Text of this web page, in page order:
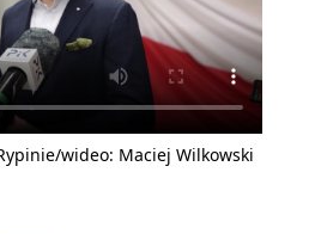
wideo: Maciej Wilkowski